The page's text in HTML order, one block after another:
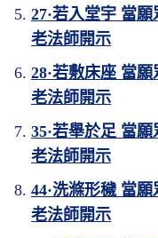
27·若入堂宇 當
老法師開示
28·若敷床座 當
老法師開示
35·若舉於足 當
老法師開示
44·洗滌形穢 當
老法師開示